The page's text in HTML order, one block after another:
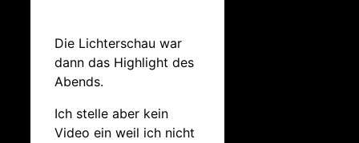
Die Lichterschau war
dann das Highlight des
Abends.
Ich stelle aber kein
Video ein weil ich nicht